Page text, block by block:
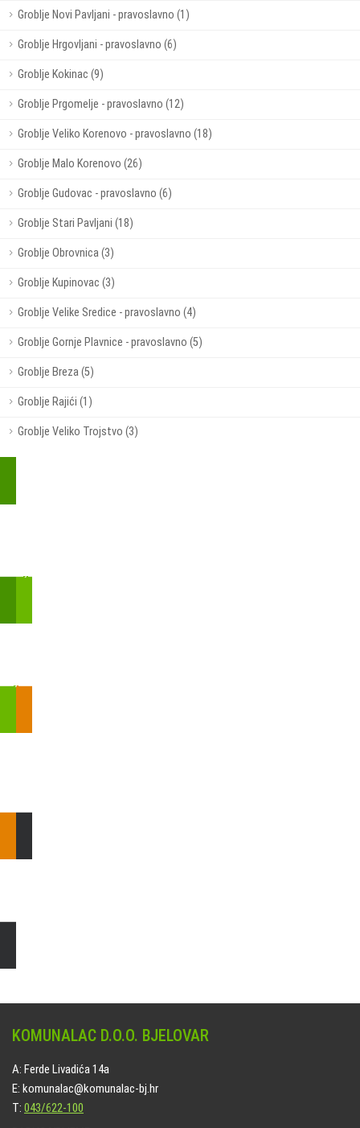
Groblje Novi Pavljani - pravoslavno (1)
Groblje Hrgovljani - pravoslavno (6)
Groblje Kokinac (9)
Groblje Prgomelje - pravoslavno (12)
Groblje Veliko Korenovo - pravoslavno (18)
Groblje Malo Korenovo (26)
Groblje Gudovac - pravoslavno (6)
Groblje Stari Pavljani (18)
Groblje Obrovnica (3)
Groblje Kupinovac (3)
Groblje Velike Sredice - pravoslavno (4)
Groblje Gornje Plavnice - pravoslavno (5)
Groblje Breza (5)
Groblje Rajići (1)
Groblje Veliko Trojstvo (3)
KOMUNALAC D.O.O. BJELOVAR
A: Ferde Livadića 14a
E: komunalac@komunalac-bj.hr
T: 043/622-100